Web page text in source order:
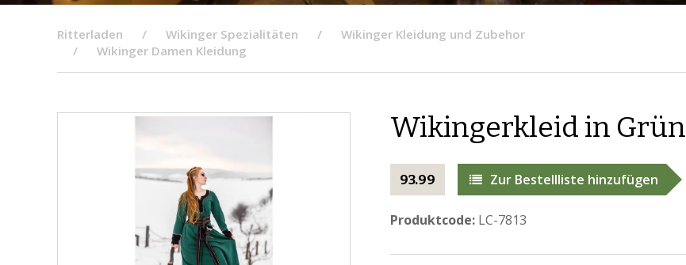
Ritterladen Wikinger Spezialitäten
Wikinger Kleidung und Zubehor
Wikinger Damen Kleidung
Wikingerkleid in Grün
93.99 Zur Bestellliste hinzufügen
Produktcode:LC-7813